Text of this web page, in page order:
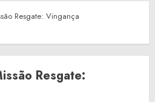
Resgate: Vingança
Resgate: